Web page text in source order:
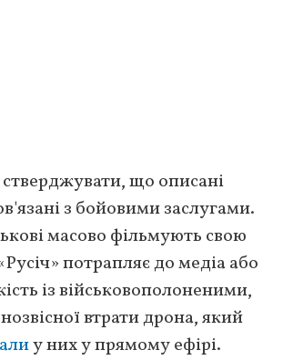
що описані
з бойовими заслугами.
масово фільмують свою
потрапляє до медіа або
із військовополоненими,
втрати дрона, який
у них у прямому ефірі.